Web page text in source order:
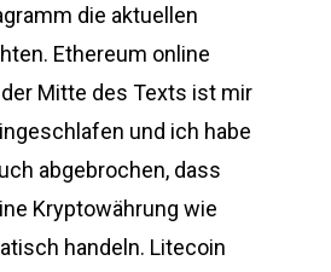
die aktuellen
Ethereum online
Mitte des Texts ist mir
und ich habe
abgebrochen, dass
Kryptowährung wie
handeln. Litecoin